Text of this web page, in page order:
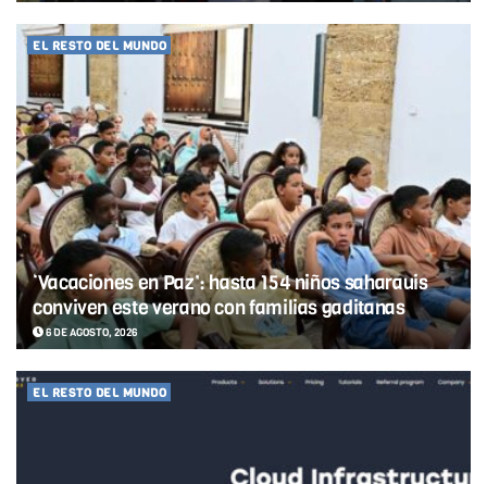
EL RESTO DEL MUNDO
‘Vacaciones en Paz’: hasta 154 niños saharauis
conviven este verano con familias gaditanas
6 DE AGOSTO, 2026
EL RESTO DEL MUNDO